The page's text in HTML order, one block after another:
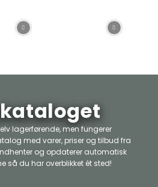
lagerførende, men fungerer
med varer, priser og tilbud fra
og opdaterer automatisk
så du har overblikket ét sted!